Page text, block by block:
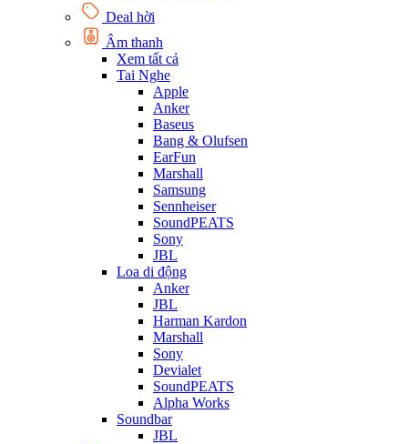
Deal hời
Âm thanh
Xem tất cả
Tai Nghe
Apple
Anker
Baseus
Bang & Olufsen
EarFun
Marshall
Samsung
Sennheiser
SoundPEATS
Sony
JBL
Loa di động
Anker
JBL
Harman Kardon
Marshall
Sony
Devialet
SoundPEATS
Alpha Works
Soundbar
JBL